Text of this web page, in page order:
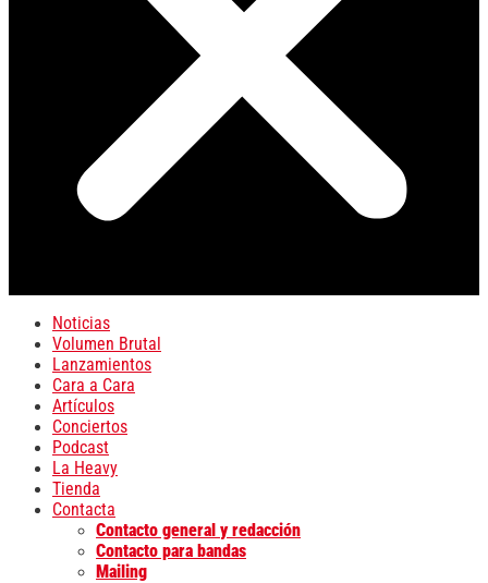
Noticias
Volumen Brutal
Lanzamientos
Cara a Cara
Artículos
Conciertos
Podcast
La Heavy
Tienda
Contacta
Contacto general y redacción
Contacto para bandas
Mailing